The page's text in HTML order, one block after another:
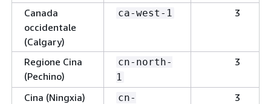
Canada
occidentale
(Calgary)
ca-west-1 3
Regione Cina
(Pechino)
cn-north-
1
3
Cina (Ningxia)
cn-
3